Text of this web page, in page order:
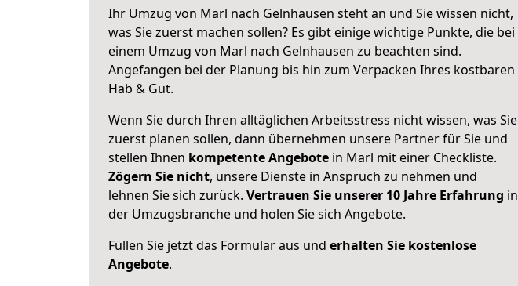
Ihr Umzug von Marl nach Gelnhausen steht an und Sie wissen nicht,
was Sie zuerst machen sollen? Es gibt einige wichtige Punkte, die bei
einem Umzug von Marl nach Gelnhausen zu beachten sind.
Angefangen bei der Planung bis hin zum Verpacken Ihres kostbaren
Hab & Gut.
Wenn Sie durch Ihren alltäglichen Arbeitsstress nicht wissen, was Sie
zuerst planen sollen, dann übernehmen unsere Partner für Sie und
stellen Ihnen kompetente Angebote in Marl mit einer Checkliste.
Zögern Sie nicht, unsere Dienste in Anspruch zu nehmen und
lehnen Sie sich zurück. Vertrauen Sie unserer 10 Jahre Erfahrung in
der Umzugsbranche und holen Sie sich Angebote.
Füllen Sie jetzt das Formular aus und erhalten Sie kostenlose
Angebote.